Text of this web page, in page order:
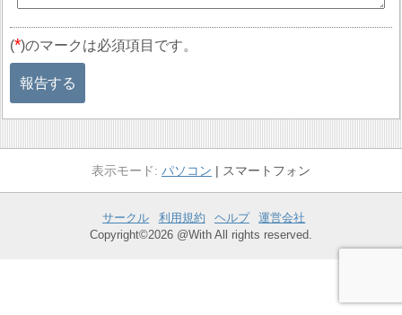
(*)のマークは必須項目です。
報告する
パソコン スマートフォン
サークル 利用規約 ヘルプ
運営会社
Copyright©2026 @With All rights reserved.